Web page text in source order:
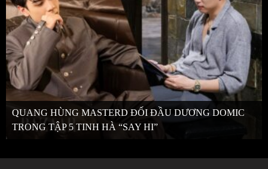
QUANG HÙNG MASTERD ĐỐI ĐẦU DƯƠNG DOMIC
TRONG TẬP 5 TINH HÀ “SAY HI”